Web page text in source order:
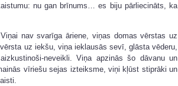
nu gan brīnums… es biju pārliecināts, ka
nav svarīga āriene, viņas domas vērstas uz
uz iekšu, viņa ieklausās sevī, glāsta vēderu,
neveikli. Viņa apzinās šo dāvanu un
vīriešu sejas izteiksme, viņi kļūst stiprāki un